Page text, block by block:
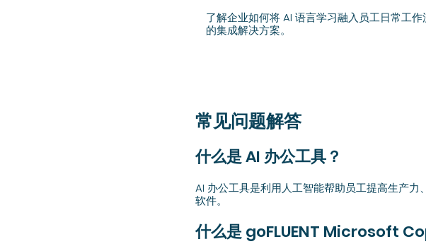
了解企业如何将 AI 语言学习融入员工日常工
的集成解决方案。
常见问题解答
什么是 AI 办公工具？
AI 办公工具是利用人工智能帮助员工提高生产
软件。
什么是 goFLUENT Microsoft